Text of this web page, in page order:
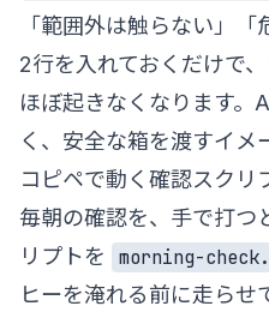
「範囲外は触らない」
2行を入れておくだけで
ほぼ起きなくなります。
く、安全な箱を渡すイメ
コピペで動く確認スクリ
毎朝の確認を、手で打つ
リプトを
morning-
ヒーを淹れる前に走らせ